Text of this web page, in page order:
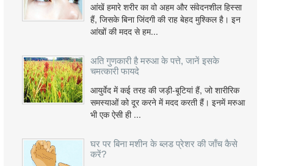
आंखें हमारे शरीर का वो अहम और संवेदनशील हिस्सा
हैं, जिसके बिना जिंदगी की राह बेहद मुश्किल है। इन
आंखों की मदद से हम...
अति गुणकारी है मरुआ के पत्ते, जानें इसके
चमत्कारी फायदे
आयुर्वेद में कई तरह की जड़ी-बूटियां हैं, जो शारीरिक
समस्याओं को दूर करने में मदद करती हैं। इनमें मरुआ
भी एक ऐसी ही ...
घर पर बिना मशीन के ब्लड प्रेशर की जाँच कैसे
करें?